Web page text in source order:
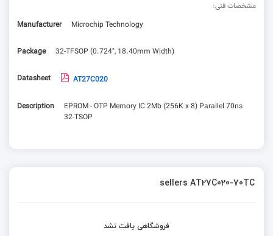
مشخصات فنی:
Manufacturer
Microchip Technology
Package 32-TFSOP (0.724", 18.40mm Width)
Datasheet AT27C020
Description
EPROM - OTP Memory IC 2Mb (256K x 8) Parallel 70ns
32-TSOP
sellers AT27C020-70TC
فروشگاهی یافت نشد